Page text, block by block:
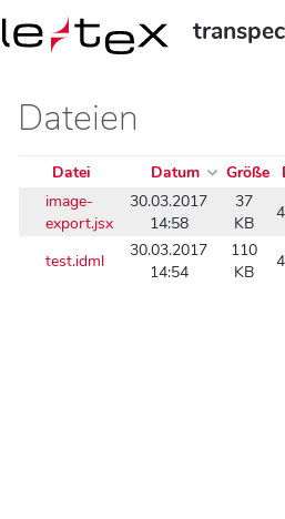
Dateien
Datei Datum Größe
image-
export.jsx
30.03.2017
14:58
37
KB
test.idml
30.03.2017
14:54
110
KB